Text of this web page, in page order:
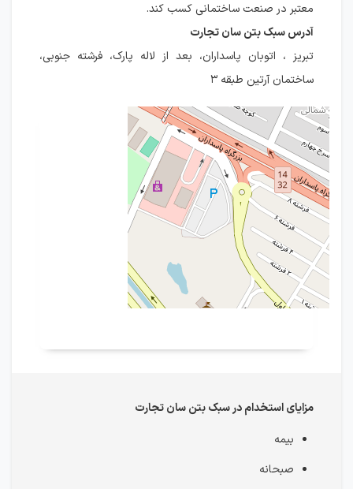
معتبر در صنعت ساختمانی کسب کند.
آدرس سبک بتن سان تجارت
تبریز ، اتوبان پاسداران، بعد از لاله پارک، فرشته جنوبی،
ساختمان آرتین طبقه ۳
مزایای استخدام در سبک بتن سان تجارت
بیمه
صبحانه